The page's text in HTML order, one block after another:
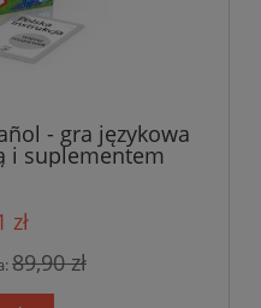
- gra językowa
i suplementem
zł
89,90 zł